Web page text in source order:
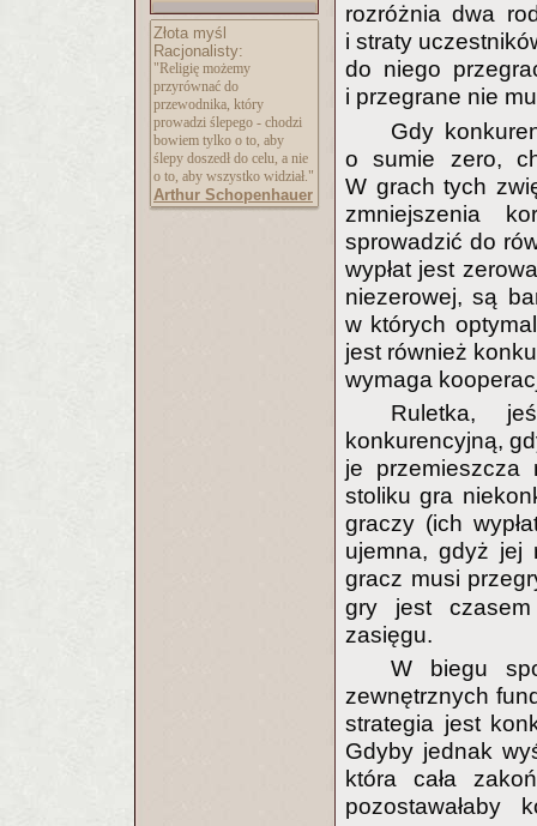
Złota myśl
Racjonalisty:
"Religię możemy
przyrównać do
przewodnika, który
prowadzi ślepego - chodzi
bowiem tylko o to, aby
ślepy doszedł do celu, a nie
o to, aby wszystko widział."
Arthur Schopenhauer
rozróżnia dwa
i straty
do niego
i przegrane nie
Gdy
o sumie zero,
W grach tych
zmniejszenia
sprowadzić do
wypłat jest
niezerowej, są
w których
jest również
wymaga
Ruletka,
konkurencyjną,
je przemieszcza
stoliku gra
graczy (ich
ujemna, gdyż jej
gracz musi
gry jest
zasięgu.
W biegu
zewnętrznych
strategia jest
Gdyby jednak
która cała
pozostawałaby